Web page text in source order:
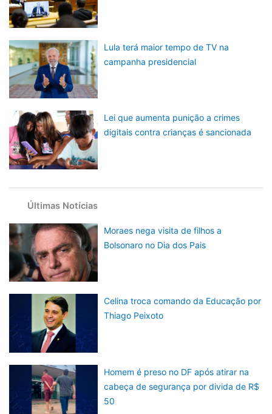
Lula terá maior tempo de TV na
campanha presidencial
Lei que aumenta punição a crimes
digitais contra crianças é sancionada
Últimas Notícias
Moraes nega visita de filhos a
Bolsonaro no Dia dos Pais
Celina troca comando da Educação por
Thiago Peixoto
Homem é preso no DF após atirar na
cabeça de segurança por divida de R$
50